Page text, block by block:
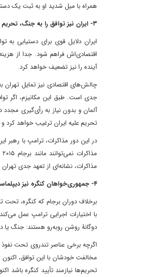
همراه با میل شدید او به ثبت یک
۳- ایران نیز توافق را به جنگ، تحریم و مکانیسم ماشه ترجیح می‌دهد
ایران دلایل قوی برای دستیابی به
اقتصادی‌اش فراهم شود. جدا از
آینده را نیز تضعیف خواهد کرد.
آلمان و بدون نیاز به رأی‌گیری
تحریم علیه ایران ترغیب خواهد
در این دور مذاکرات، ترامپ با رهبر
مذاکرات، نشانه‌ای از تعهد جدی
۴- جمهوری‌خواهان کنگره نیز دیپلماسی را به رویارویی نظامی ترجیح می‌دهند
برخلاف دوران برجام که کنگره، تحت
با اختیارات اجرایی ترامپ عمل
دوگانۀ روشن روبه‌رو هستند: جنگ یا
اگرچه برخی عناصر تندروی تحت نفوذ
تحریم‌ها نیازمند تأیید کنگره باشد